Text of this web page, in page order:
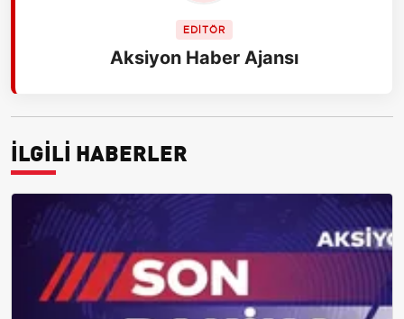
EDİTÖR
Aksiyon Haber Ajansı
İLGİLİ HABERLER